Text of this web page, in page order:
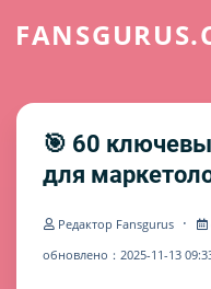
🎯 60
для
Редактор Fansgurus ·
обновлено：2025-11-13